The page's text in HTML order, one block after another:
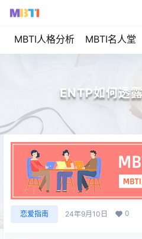
MBTI人格分析 MBTI名人堂
ENTP如何透
恋爱指南 24年9月10日 0